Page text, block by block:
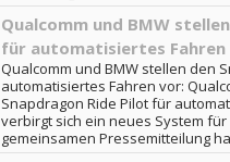
Qualcomm und BMW
für automatisiertes
Qualcomm und BMW stellen den
automatisiertes Fahren vor:
Snapdragon Ride Pilot für
verbirgt sich ein neues System
gemeinsamen Pressemitteilung